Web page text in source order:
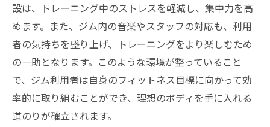
設は、トレーニング中のストレスを軽減し、集中力を高
めます。また、ジム内の音楽やスタッフの対応も、利用
者の気持ちを盛り上げ、トレーニングをより楽しむため
の一助となります。このような環境が整っていること
で、ジム利用者は自身のフィットネス目標に向かって効
率的に取り組むことができ、理想のボディを手に入れる
道のりが確立されます。